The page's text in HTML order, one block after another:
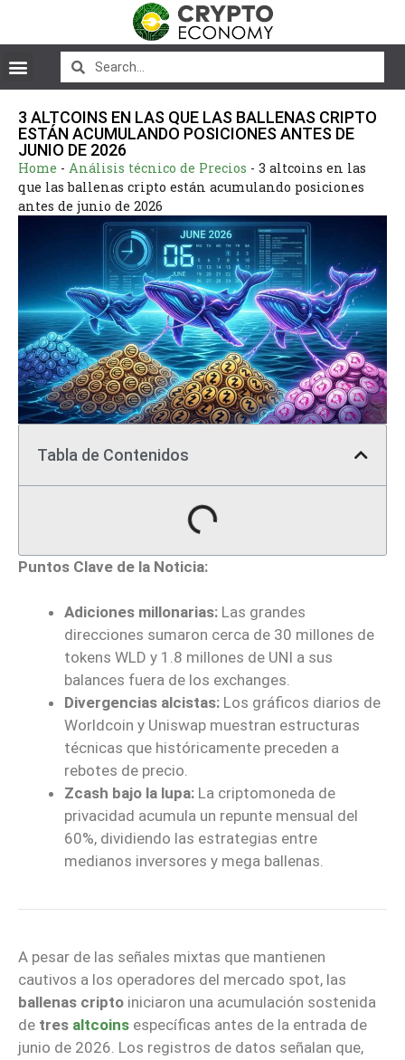
3 ALTCOINS EN LAS QUE LAS BALLENAS CRIPTO
ESTÁN ACUMULANDO POSICIONES ANTES DE
JUNIO DE 2026
Home - Análisis técnico de Precios - 3 altcoins en las
que las ballenas cripto están acumulando posiciones
antes de junio de 2026
Tabla de Contenidos
Puntos Clave de la Noticia:
Adiciones millonarias: Las grandes
direcciones sumaron cerca de 30 millones de
tokens WLD y 1.8 millones de UNI a sus
balances fuera de los exchanges.
Divergencias alcistas: Los gráficos diarios de
Worldcoin y Uniswap muestran estructuras
técnicas que históricamente preceden a
rebotes de precio.
Zcash bajo la lupa: La criptomoneda de
privacidad acumula un repunte mensual del
60%, dividiendo las estrategias entre
medianos inversores y mega ballenas.
A pesar de las señales mixtas que mantienen
cautivos a los operadores del mercado spot, las
ballenas cripto iniciaron una acumulación sostenida
de tres altcoins específicas antes de la entrada de
junio de 2026. Los registros de datos señalan que,